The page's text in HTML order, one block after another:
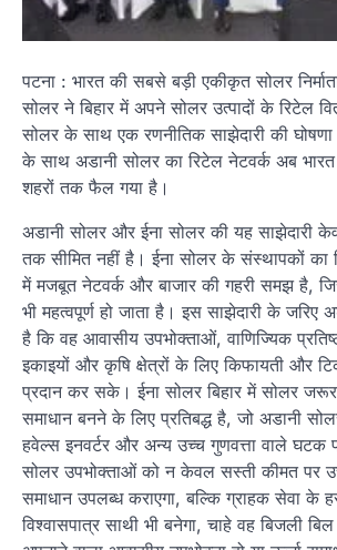
पटना : भारत की सबसे बड़ी एकीकृत सोलर
सोलर ने बिहार में अपने सोलर उत्पादों के रिटेल
सोलर के साथ एक रणनीतिक साझेदारी की
के साथ अडानी सोलर का रिटेल नेटवर्क अब
शहरों तक फैल गया है।
अडानी सोलर और ईना सोलर की यह साझेदारी
तक सीमित नहीं है। ईना सोलर के संस्थापकों का
में मजबूत नेटवर्क और बाजार की गहरी समझ है,
भी महत्वपूर्ण हो जाता है। इस साझेदारी के जरिए
है कि वह आवासीय उपभोक्ताओं, वाणिज्यिक
इकाइयों और कृषि क्षेत्रों के लिए किफायती और
प्रदान कर सके। ईना सोलर बिहार में सोलर
समाधान बनने के लिए प्रतिबद्ध है, जो अडानी
हवेल्स इनवर्टर और अन्य उच्च गुणवत्ता वाले घटक
सोलर उपभोक्ताओं को न केवल सस्ती कीमत पर
समाधान उपलब्ध कराएगा, बल्कि ग्राहक सेवा के
विश्वासपात्र साथी भी बनेगा, चाहे वह बिजली